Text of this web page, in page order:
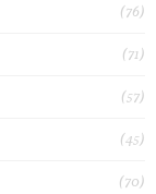
(76)
(71)
(57)
(45)
(70)